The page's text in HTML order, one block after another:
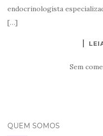
endocrinologista
[…]
Sem
QUEM SOMOS